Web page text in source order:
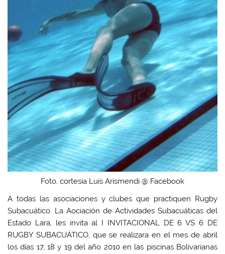
Foto, cortesía Luis Arismendi @ Facebook
A todas las asociaciones y clubes que practiquen Rugby
Subacuático. La Aociación de Actividades Subacuáticas del
Estado Lara, les invita al I INVITACIONAL DE 6 VS 6 DE
RUGBY SUBACUÁTICO, que se realizara en el mes de abril
los días 17, 18 y 19 del año 2010 en las piscinas Bolivarianas